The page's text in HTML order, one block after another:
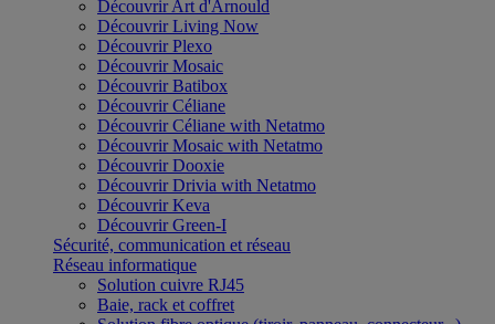
Découvrir Art d'Arnould
Découvrir Living Now
Découvrir Plexo
Découvrir Mosaic
Découvrir Batibox
Découvrir Céliane
Découvrir Céliane with Netatmo
Découvrir Mosaic with Netatmo
Découvrir Dooxie
Découvrir Drivia with Netatmo
Découvrir Keva
Découvrir Green-I
Sécurité, communication et réseau
Réseau informatique
Solution cuivre RJ45
Baie, rack et coffret